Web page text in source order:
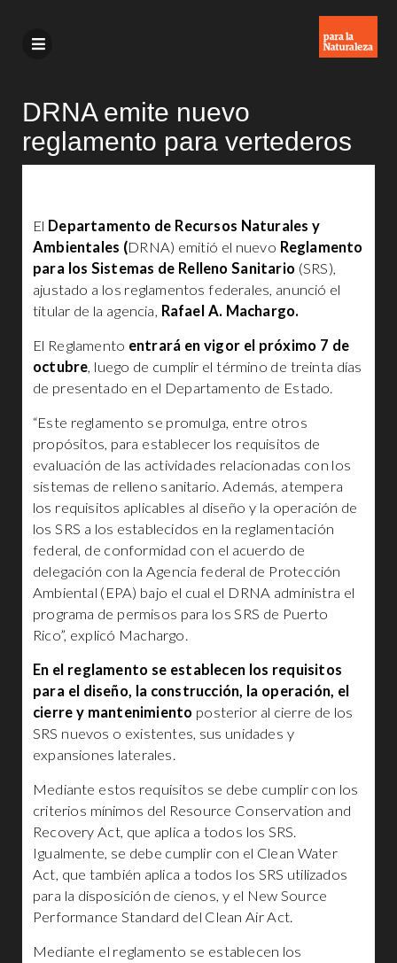
DRNA emite nuevo
reglamento para vertederos
El Departamento de Recursos Naturales y
Ambientales (DRNA) emitió el nuevo Reglamento
para los Sistemas de Relleno Sanitario (SRS),
ajustado a los reglamentos federales, anunció el
titular de la agencia, Rafael A. Machargo.
El Reglamento entrará en vigor el próximo 7 de
octubre, luego de cumplir el término de treinta días
de presentado en el Departamento de Estado.
“Este reglamento se promulga, entre otros
propósitos, para establecer los requisitos de
evaluación de las actividades relacionadas con los
sistemas de relleno sanitario. Además, atempera
los requisitos aplicables al diseño y la operación de
los SRS a los establecidos en la reglamentación
federal, de conformidad con el acuerdo de
delegación con la Agencia federal de Protección
Ambiental (EPA) bajo el cual el DRNA administra el
programa de permisos para los SRS de Puerto
Rico”, explicó Machargo.
En el reglamento se establecen los requisitos
para el diseño, la construcción, la operación, el
cierre y mantenimiento posterior al cierre de los
SRS nuevos o existentes, sus unidades y
expansiones laterales.
Mediante estos requisitos se debe cumplir con los
criterios mínimos del Resource Conservation and
Recovery Act, que aplica a todos los SRS.
Igualmente, se debe cumplir con el Clean Water
Act, que también aplica a todos los SRS utilizados
para la disposición de cienos, y el New Source
Performance Standard del Clean Air Act.
Mediante el reglamento se establecen los